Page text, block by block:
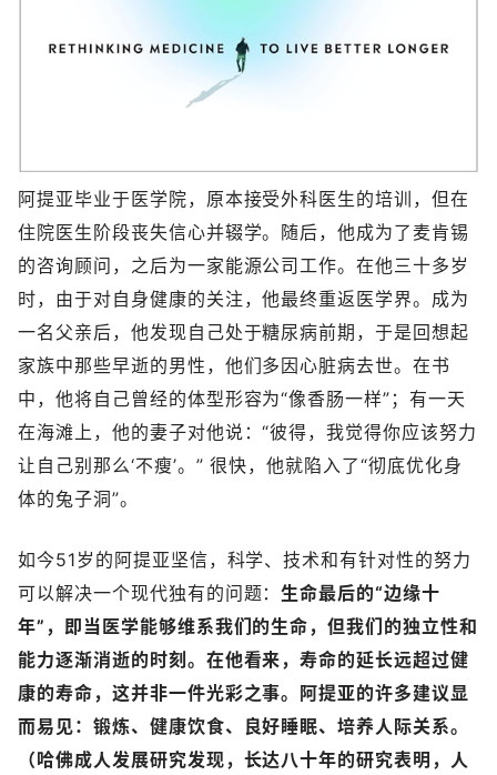
阿提亚毕业于医学院，原本接受外科医生的培训，但在
住院医生阶段丧失信心并辍学。随后，他成为了麦肯锡
的咨询顾问，之后为一家能源公司工作。在他三十多岁
时，由于对自身健康的关注，他最终重返医学界。成为
一名父亲后，他发现自己处于糖尿病前期，于是回想起
家族中那些早逝的男性，他们多因心脏病去世。在书
中，他将自己曾经的体型形容为“像香肠一样”；有一天
在海滩上，他的妻子对他说：“彼得，我觉得你应该努力
让自己别那么‘不瘦’。” 很快，他就陷入了“彻底优化身
体的兔子洞”。
如今51岁的阿提亚坚信，科学、技术和有针对性的努力
可以解决一个现代独有的问题：生命最后的“边缘十
年”，即当医学能够维系我们的生命，但我们的独立性和
能力逐渐消逝的时刻。在他看来，寿命的延长远超过健
康的寿命，这并非一件光彩之事。阿提亚的许多建议显
而易见： 锻炼、健康饮食、良好睡眠、培养人际关系。
（哈佛成人发展研究发现，长达八十年的研究表明，人